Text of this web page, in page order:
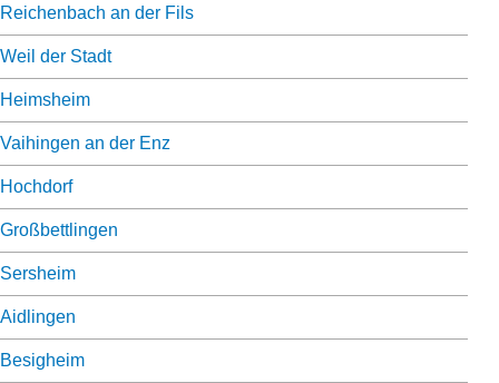
Reichenbach an der Fils
Weil der Stadt
Heimsheim
Vaihingen an der Enz
Hochdorf
Großbettlingen
Sersheim
Aidlingen
Besigheim